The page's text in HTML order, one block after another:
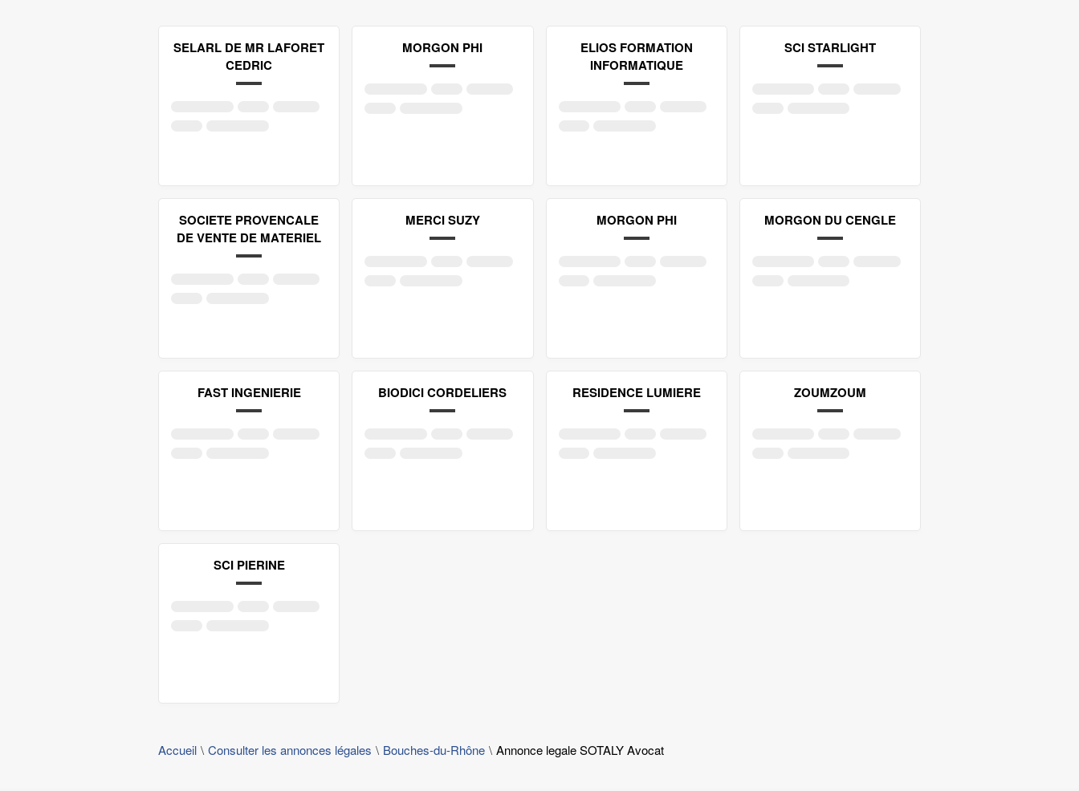
SELARL DE MR LAFORET
CEDRIC
MORGON PHI
ELIOS FORMATION
INFORMATIQUE
SCI STARLIGHT
SOCIETE PROVENCALE
DE VENTE DE MATERIEL
MERCI SUZY MORGON PHI MORGON DU CENGLE
FAST INGENIERIE BIODICI CORDELIERS RESIDENCE LUMIERE ZOUMZOUM
SCI PIERINE
Accueil Consulter les annonces légales Bouches-du-Rhône Annonce legale SOTALY Avocat